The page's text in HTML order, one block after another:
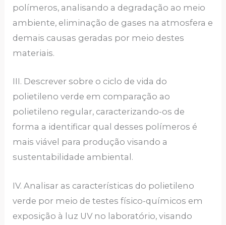
polímeros, analisando a degradação ao meio
ambiente, eliminação de gases na atmosfera e
demais causas geradas por meio destes
materiais.
III. Descrever sobre o ciclo de vida do
polietileno verde em comparação ao
polietileno regular, caracterizando-os de
forma a identificar qual desses polímeros é
mais viável para produção visando a
sustentabilidade ambiental.
IV. Analisar as características do polietileno
verde por meio de testes físico-químicos em
exposição à luz UV no laboratório, visando